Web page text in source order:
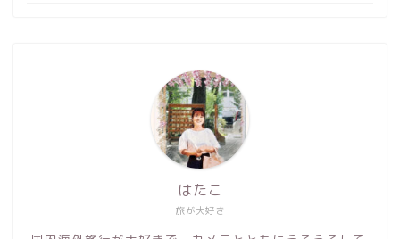
旅が大好き
はたこ